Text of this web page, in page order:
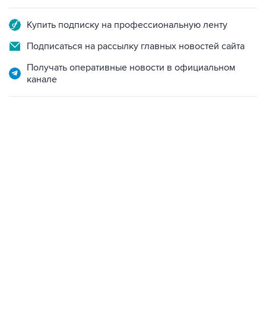
Подписаться на рассылку главных новостей сайта
Получать оперативные новости в официальном